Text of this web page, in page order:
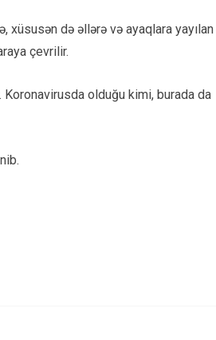
xüsusən də əllərə və ayaqlara yayılan
çevrilir.
olduğu kimi, burada da